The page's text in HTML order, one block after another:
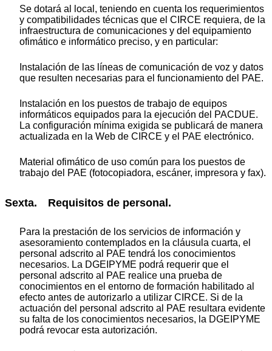
Se dotará al local, teniendo en cuenta los requerimientos
y compatibilidades técnicas que el CIRCE requiera, de la
infraestructura de comunicaciones y del equipamiento
ofimático e informático preciso, y en particular:
Instalación de las líneas de comunicación de voz y datos
que resulten necesarias para el funcionamiento del PAE.
Instalación en los puestos de trabajo de equipos
informáticos equipados para la ejecución del PACDUE.
La configuración mínima exigida se publicará de manera
actualizada en la Web de CIRCE y el PAE electrónico.
Material ofimático de uso común para los puestos de
trabajo del PAE (fotocopiadora, escáner, impresora y fax).
Sexta. Requisitos de personal.
Para la prestación de los servicios de información y
asesoramiento contemplados en la cláusula cuarta, el
personal adscrito al PAE tendrá los conocimientos
necesarios. La DGEIPYME podrá requerir que el
personal adscrito al PAE realice una prueba de
conocimientos en el entorno de formación habilitado al
efecto antes de autorizarlo a utilizar CIRCE. Si de la
actuación del personal adscrito al PAE resultara evidente
su falta de los conocimientos necesarios, la DGEIPYME
podrá revocar esta autorización.